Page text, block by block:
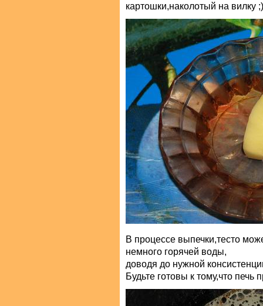
картошки,наколотый на вилку ;)
В процессе выпечки,тесто
немного горячей воды,
доводя до нужной
Будьте готовы к тому,что печь